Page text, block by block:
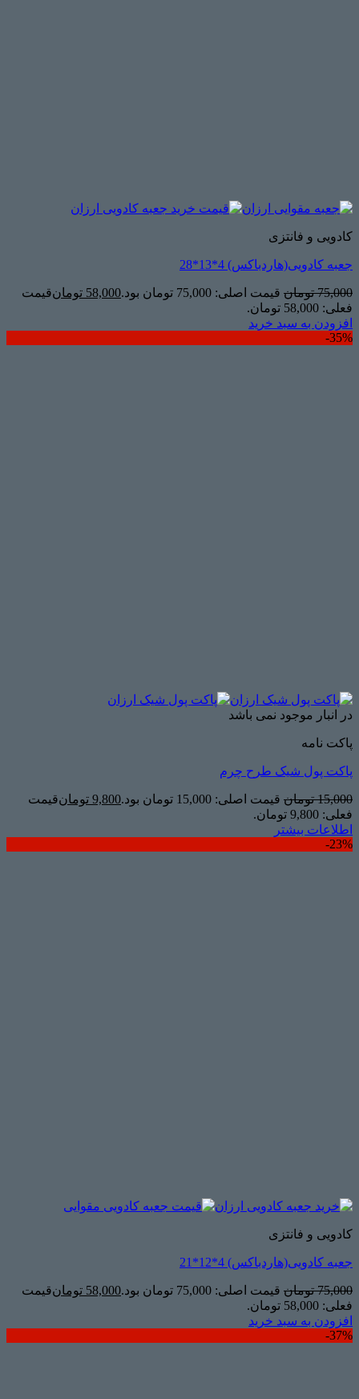
کادویی و فانتزی
جعبه کادویی(هاردباکس) 4*13*28
75,000 تومان قیمت اصلی: 75,000 تومان بود. 58,000 تومانقیمت
فعلی: 58,000 تومان.
افزودن به سبد خرید
35%-
در انبار موجود نمی باشد
پاکت نامه
پاکت پول شیک طرح چرم
15,000 تومان قیمت اصلی: 15,000 تومان بود. 9,800 تومانقیمت
فعلی: 9,800 تومان.
اطلاعات بیشتر
23%-
کادویی و فانتزی
جعبه کادویی(هاردباکس) 4*12*21
75,000 تومان قیمت اصلی: 75,000 تومان بود. 58,000 تومانقیمت
فعلی: 58,000 تومان.
افزودن به سبد خرید
37%-